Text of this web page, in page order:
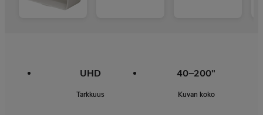
UHD
Tarkkuus
40–200"
Kuvan koko